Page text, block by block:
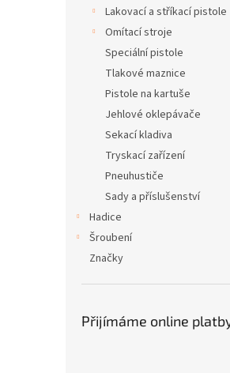
Lakovací a stříkací pistole
Omítací stroje
Speciální pistole
Tlakové maznice
Pistole na kartuše
Jehlové oklepávače
Sekací kladiva
Tryskací zařízení
Pneuhustiče
Sady a příslušenství
Hadice
Šroubení
Značky
Přijímáme online